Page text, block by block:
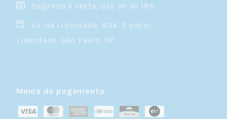
Segunda à sexta, das 9h às 18h
Av. da Liberdade, 834, 3 andar-
Liberdade, São Paulo, SP
Meios de pagamento